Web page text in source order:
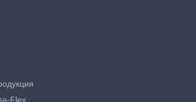
Flex